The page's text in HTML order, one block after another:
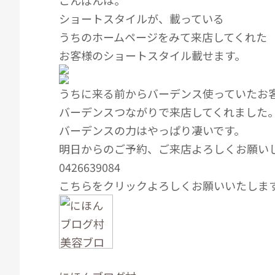
ショートスタイルが、載っている
うちのホームページをみて来店してくれた
お客様のショートスタイル載せます。
うちに来る前からバーデンス使っていたお
バーデンスつながりで来店してくれました。
バーデンスの力はやっぱり凄いです。
明日からのご予約、ご来店よろしくお願い
0426639084
こちらをクリックよろしくお願いいたしま